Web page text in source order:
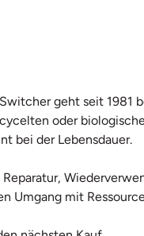
geht seit 1981
oder
bei der Lebensdauer.
Umgang mit